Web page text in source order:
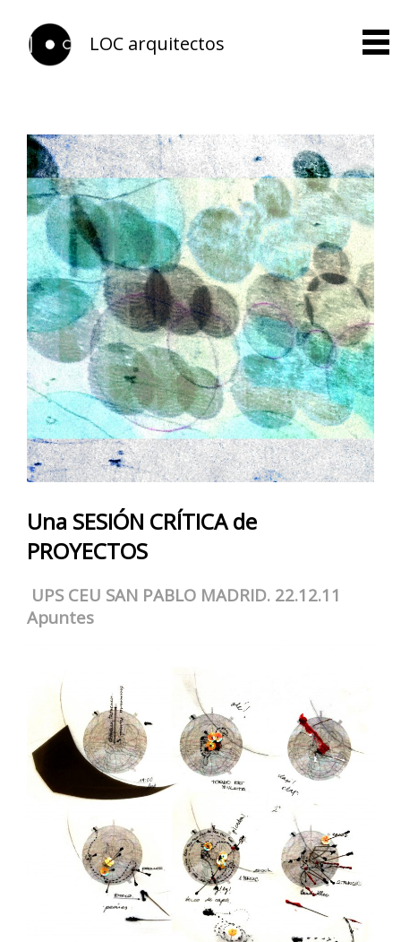
LOC arquitectos
Una SESIÓN CRÍTICA de
PROYECTOS
UPS CEU SAN PABLO MADRID. 22.12.11
Apuntes